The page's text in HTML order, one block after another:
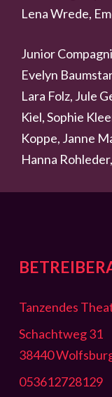
Lena Wrede,
Junior
Evelyn
Lara Folz, Jule
Kiel, Sophie
Koppe, Janne
Hanna
Tanzendes
Schachtweg 31
38440
053612728129